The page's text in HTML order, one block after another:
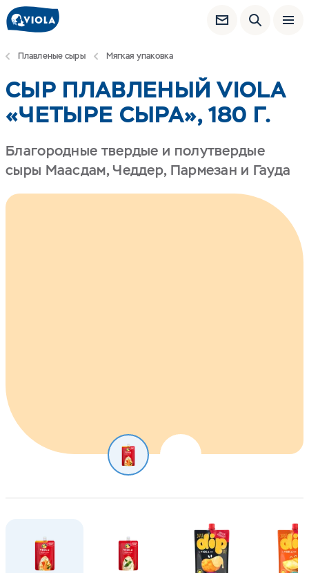
Плавленые сыры Мягкая упаковка
СЫР ПЛАВЛЕНЫЙ VIOLA
«ЧЕТЫРЕ СЫРА», 180 Г.
Благородные твердые и полутвердые
сыры Маасдам, Чеддер, Пармезан и Гауда